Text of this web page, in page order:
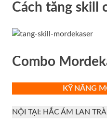
Cách tăng skill
Combo
KỸ NĂNG
NỘI TẠI: HẮC ÁM LAN